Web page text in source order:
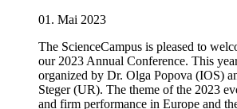
01. Mai 2023
The ScienceCampus is pleased to
our 2023 Annual Conference. This
organized by Dr. Olga Popova (IOS)
Steger (UR). The theme of the 2023
and firm performance in Europe and